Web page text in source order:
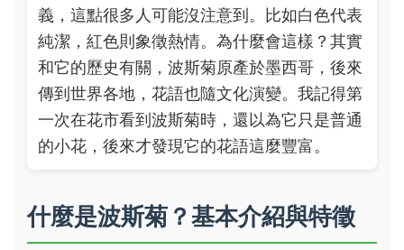
義，這點很多人可能沒注意到。比如白色代表
純潔，紅色則象徵熱情。為什麼會這樣？其實
和它的歷史有關，波斯菊原產於墨西哥，後來
傳到世界各地，花語也隨文化演變。我記得第
一次在花市看到波斯菊時，還以為它只是普通
的小花，後來才發現它的花語這麼豐富。
什麼是波斯菊？基本介紹與特徵